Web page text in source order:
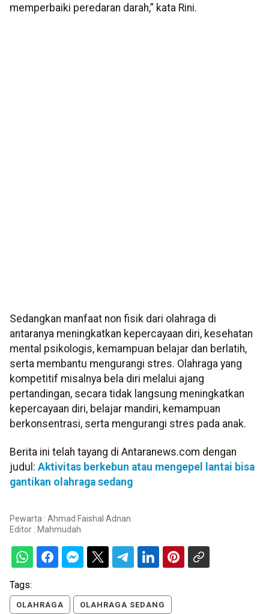
memperbaiki peredaran darah,” kata Rini.
Sedangkan manfaat non fisik dari olahraga di
antaranya meningkatkan kepercayaan diri, kesehatan
mental psikologis, kemampuan belajar dan berlatih,
serta membantu mengurangi stres. Olahraga yang
kompetitif misalnya bela diri melalui ajang
pertandingan, secara tidak langsung meningkatkan
kepercayaan diri, belajar mandiri, kemampuan
berkonsentrasi, serta mengurangi stres pada anak.
Berita ini telah tayang di Antaranews.com dengan
judul: Aktivitas berkebun atau mengepel lantai bisa
gantikan olahraga sedang
Pewarta : Ahmad Faishal Adnan
Editor : Mahmudah
Tags:
OLAHRAGA OLAHRAGA SEDANG